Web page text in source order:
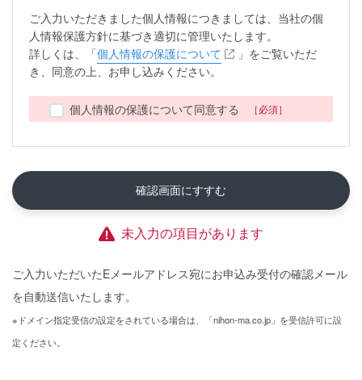
ご入力いただきました個人情報につきましては、当社の個
人情報保護方針に基づき適切に管理いたします。
詳しくは、「個人情報の保護について
」をご覧いただ
き、同意の上、お申し込みください。
個人情報の保護について同意する
確認画面にすすむ
未入力の項目があります
ご入力いただいたEメールアドレス宛にお申込み受付の確認メール
を自動送信いたします。
※ドメイン指定受信の設定をされている場合は、「nihon-ma.co.jp」を受信許可に設
定ください。